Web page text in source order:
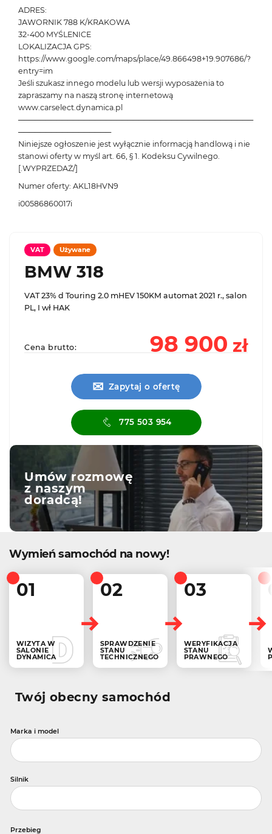
ADRES:
JAWORNIK 788 K/KRAKOWA
32-400 MYŚLENICE
LOKALIZACJA GPS:
https://www.google.com/maps/place/49.866498+19.907686/?
entry=im
Jeśli szukasz innego modelu lub wersji wyposażenia to
zapraszamy na naszą stronę internetową
www.carselect.dynamica.pl
───────────────────────────────────────────
─────────────────
Niniejsze ogłoszenie jest wyłącznie informacją handlową i nie
stanowi oferty w myśl art. 66, § 1. Kodeksu Cywilnego.
[.WYPRZEDAŻ/]
Numer oferty: AKL18HVN9
i00586860017i
VAT Używane
BMW 318
VAT 23% d Touring 2.0 mHEV 150KM automat 2021 r., salon
PL, I wł HAK
Cena brutto: 98 900 zł
✉ Zapytaj o ofertę
775 503 954
Umów rozmowę
z naszym
doradcą!
Wymień samochód na nowy!
01
WIZYTA W
SALONIE
DYNAMICA
02
SPRAWDZENIE
STANU
TECHNICZNEGO
03
WERYFIKACJA
STANU
PRAWNEGO
Twój obecny samochód
Marka i model
Silnik
Przebieg